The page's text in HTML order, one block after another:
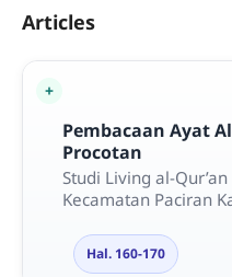
Articles
Pembacaan Ayat
Procotan
Studi Living al-
Kecamatan Paciran
Hal. 160-170